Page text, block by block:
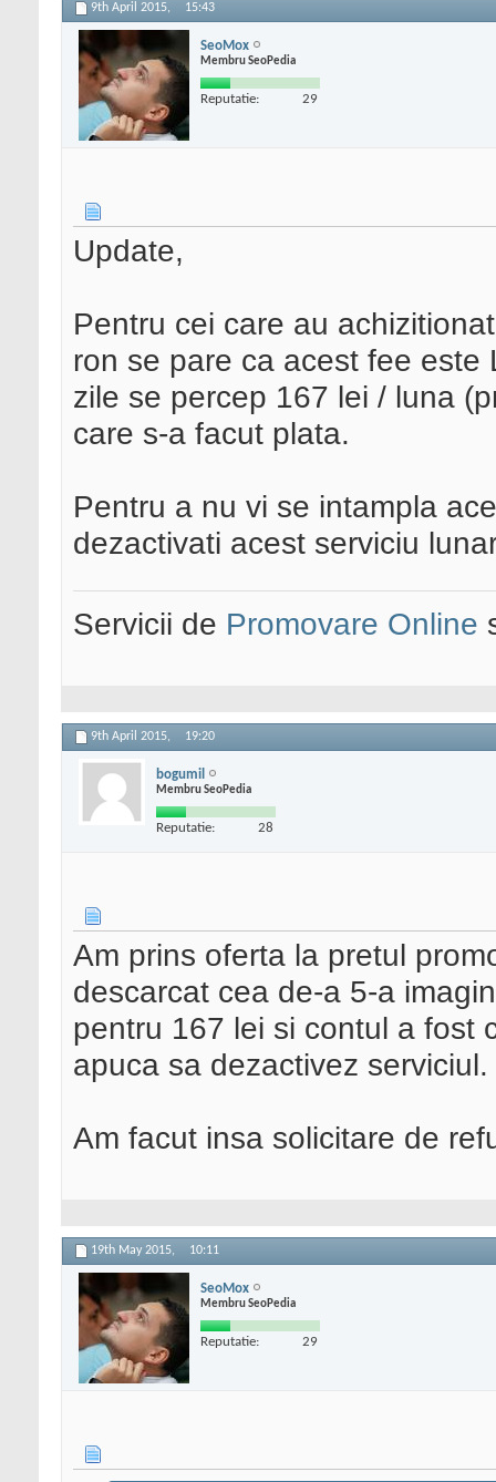
9th April 2015, 15:43
SeoMox
Membru SeoPedia
Reputatie: 29
Update,
Pentru cei care au
ron se pare ca acest fee
zile se percep 167 lei / luna
care s-a facut plata.
Pentru a nu vi se intampla
dezactivati acest serviciu
Servicii de Promovare Online
9th April 2015, 19:20
bogumil
Membru SeoPedia
Reputatie: 28
Am prins oferta la pretul
descarcat cea de-a 5-a
pentru 167 lei si contul a fost
apuca sa dezactivez serviciul.
Am facut insa solicitare de
19th May 2015, 10:11
SeoMox
Membru SeoPedia
Reputatie: 29